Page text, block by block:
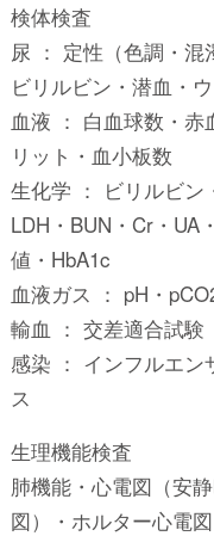
検体検査
尿 ： 定性（色調・混
ビリルビン・潜血・
血液 ： 白血球数・赤
リット・血小板数
生化学 ： ビリルビン
LDH・BUN・Cr・UA
値・HbA1c
血液ガス ： pH・
輸血 ： 交差適合試
感染 ： インフルエ
ス
生理機能検査
肺機能・心電図（安
図）・ホルター心電